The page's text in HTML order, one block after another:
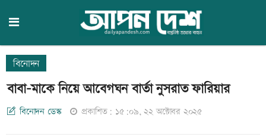
বিনোদন
বাবা-মাকে নিয়ে আবেগঘন বার্তা নুসরাত ফারিয়ার
বিনোদন ডেস্ক প্রকাশিত: ১৫:০৯, ২২ অক্টোবর ২০২৫